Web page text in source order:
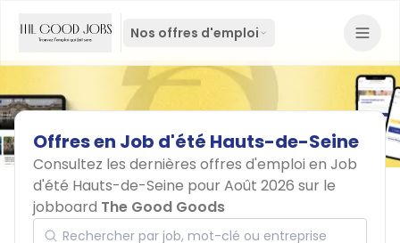
Nos offres d'emploi
Offresen Job d'été Hauts-de-Seine
Consultez les dernières offres d'emploi en Job
d'été Hauts-de-Seine pour Août 2026 sur le
jobboard The Good Goods
Rechercher par job, mot-clé ou entreprise